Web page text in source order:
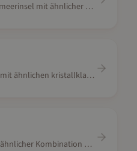
Griechische Mittelmeerinsel mit ähnlicher Reisezeit, Kultur und Strandqualität
Mediterrane Insel mit ähnlichen kristallklaren Gewässern und Lavendelkultur
Baleareninsel mit ähnlicher Kombination aus Natur, mediterranem Klima und Nachtleben